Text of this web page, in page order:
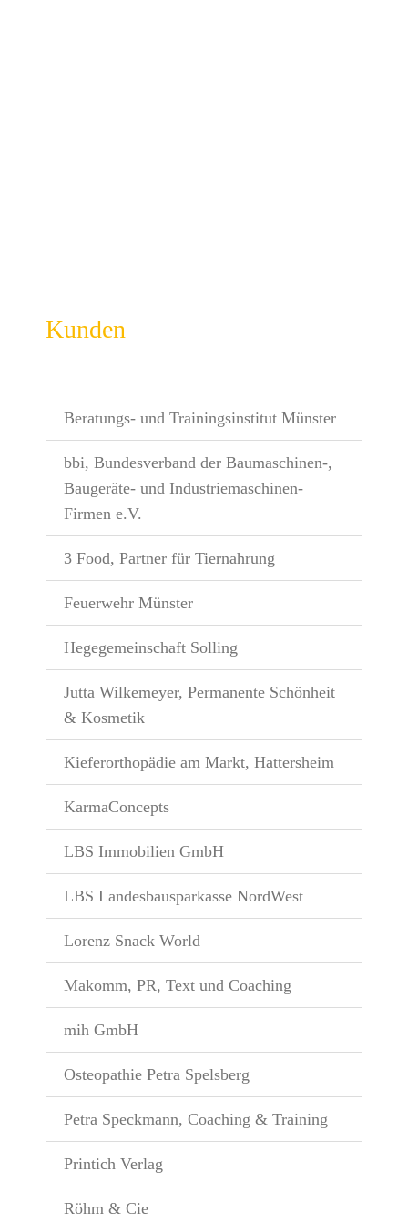
Kunden
Beratungs- und Trainingsinstitut Münster
bbi, Bundesverband der Baumaschinen-,
Baugeräte- und Industriemaschinen-
Firmen e.V.
3 Food, Partner für Tiernahrung
Feuerwehr Münster
Hegegemeinschaft Solling
Jutta Wilkemeyer, Permanente Schönheit
& Kosmetik
Kieferorthopädie am Markt, Hattersheim
KarmaConcepts
LBS Immobilien GmbH
LBS Landesbausparkasse NordWest
Lorenz Snack World
Makomm, PR, Text und Coaching
mih GmbH
Osteopathie Petra Spelsberg
Petra Speckmann, Coaching & Training
Printich Verlag
Röhm & Cie